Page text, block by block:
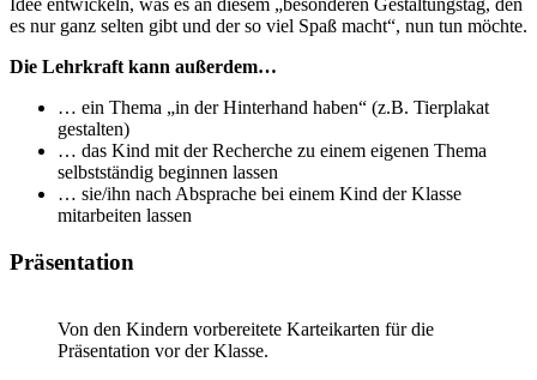
Idee entwickeln, was es an diesem „besonderen Gestaltungstag, den
es nur ganz selten gibt und der so viel Spaß macht“, nun tun möchte.
Die Lehrkraft kann außerdem…
… ein Thema „in der Hinterhand haben“ (z.B. Tierplakat
gestalten)
… das Kind mit der Recherche zu einem eigenen Thema
selbstständig beginnen lassen
… sie/ihn nach Absprache bei einem Kind der Klasse
mitarbeiten lassen
Präsentation
Von den Kindern vorbereitete Karteikarten für die
Präsentation vor der Klasse.